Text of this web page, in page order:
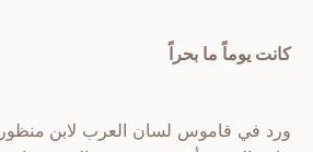
كانت يوماً ما بحراً
ورد في قاموس لسان العرب لابن